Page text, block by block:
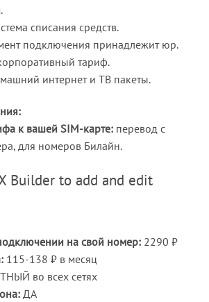
списания средств.
подключения принадлежит юр.
тариф.
интернет и ТВ пакеты.
к вашей SIM-карте: перевод с
для номеров Билайн.
Builder to add and edit
на свой номер: 2290 ₽
115-138 ₽ в месяц
во всех сетях
ДА